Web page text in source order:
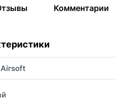
Комментарии
Airsoft